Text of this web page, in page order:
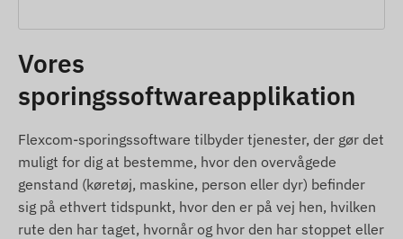
Vores
sporingssoftwareapplikation
Flexcom-sporingssoftware tilbyder tjenester, der gør det
muligt for dig at bestemme, hvor den overvågede
genstand (køretøj, maskine, person eller dyr) befinder
sig på ethvert tidspunkt, hvor den er på vej hen, hvilken
rute den har taget, hvornår og hvor den har stoppet eller